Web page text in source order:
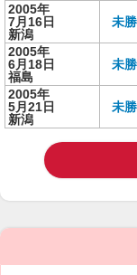
2005年
7月16日
新潟
未
2005年
6月18日
福島
未
2005年
5月21日
新潟
未